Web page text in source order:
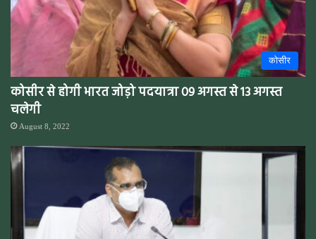
कोसीर
कोसीर से होगी भारत जोड़ो पदयात्रा 09 अगस्त से 13 अगस्त
चलेगी
August 8, 2022